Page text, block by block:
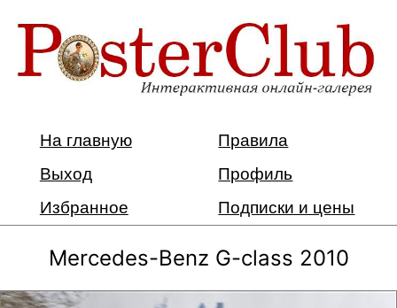
На главную
Правила
Выход
Профиль
Избранное
Подписки и цены
Mercedes-Benz G-class 2010